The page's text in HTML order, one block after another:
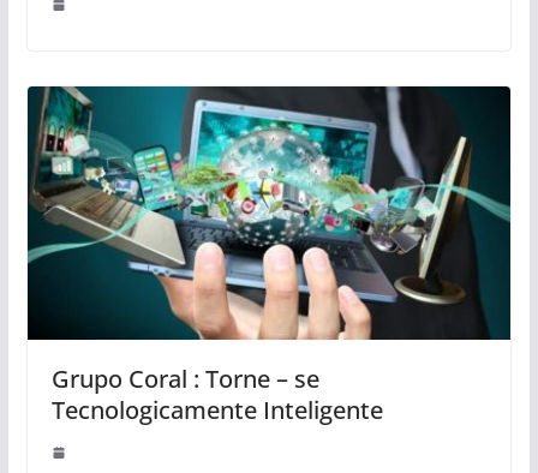
Grupo Coral : Torne – se
Tecnologicamente Inteligente